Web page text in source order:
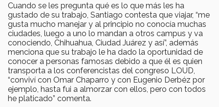
Cuando se les pregunta qué es lo que más les ha
gustado de su trabajo, Santiago contesta que viajar, “me
gusta mucho manejar y al principio no conocía muchas
ciudades, luego a uno lo mandan a otros campus y va
conociendo, Chihuahua, Ciudad Juárez y así”, además
menciona que su trabajo le ha dado la oportunidad de
conocer a personas famosas debido a que él es quien
transporta a los conferencistas del congreso LOUD,
“conviví con Omar Chaparro y con Eugenio Derbéz por
ejemplo, hasta fui a almorzar con ellos, pero con todos
he platicado” comenta.